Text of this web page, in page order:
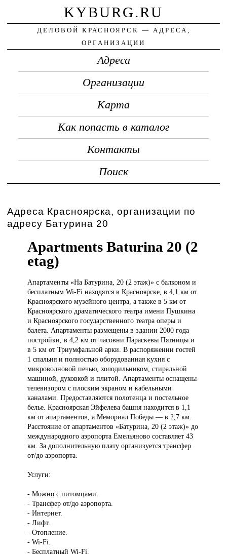
KYBURG.RU
ДЕЛОВОЙ КРАСНОЯРСК — АДРЕСА,
ОРГАНИЗАЦИИ
Адреса
Организации
Карта
Как попасть в каталог
Контакты
Поиск
Адреса Красноярска, организации по
адресу Батурина 20
Apartments Baturina 20 (2
etag)
Апартаменты «НаБатурина, 20 (2 этаж)» с балконом и
бесплатным Wi-Fi находятся в Красноярске, в 4,1 км от
Красноярского музейного центра, а также в 5 км от
Красноярского драматического театра имени Пушкина
и Красноярского государственного театра оперы и
балета. Апартаменты размещены в здании 2000 года
постройки, в 4,2 км от часовни Параскевы Пятницы и
в 5 км от Триумфальной арки. В распоряжении гостей
1 спальня и полностью оборудованная кухня с
микроволновой печью, холодильником, стиральной
машиной, духовкой и плитой. Апартаменты оснащены
телевизором с плоским экраном и кабельными
каналами. Предоставляются полотенца и постельное
белье. Красноярская Эйфелева башня находится в 1,1
км от апартаментов, а Мемориал Победы — в 2,7 км.
Расстояние от апартаментов «Батурина, 20 (2 этаж)» до
международного аэропорта Емельяново составляет 43
км. За дополнительную плату организуется трансфер
от/до аэропорта.
Услуги:
- Можно с питомцами.
- Трансфер от/до аэропорта.
- Интернет.
- Лифт.
- Отопление.
- Wi-Fi.
- Бесплатный Wi-Fi.